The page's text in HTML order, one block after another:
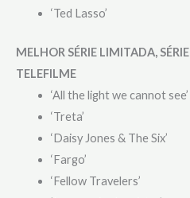
‘Ted Lasso’
MELHOR SÉRIE LIMITADA,
TELEFILME
‘All the light we cannot see’
‘Treta’
‘Daisy Jones & The Six’
‘Fargo’
‘Fellow Travelers’